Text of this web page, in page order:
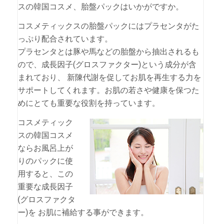
スの韓国コスメ、胎盤パックはいかがですか。
コスメティックスの胎盤パックにはプラセンタがた
っぷり配合されています。
プラセンタとは豚や馬などの胎盤から抽出されるも
ので、成長因子(グロスファクター)という成分が含
まれており、 新陳代謝を促してお肌を再生する力を
サポートしてくれます。お肌の若さや健康を保つた
めにとても重要な役割を持っています。
コスメティック
スの韓国コスメ
ならお風呂上が
りのパックに使
用すると、この
重要な成長因子
(グロスファクタ
ー)を お肌に補給する事ができます。